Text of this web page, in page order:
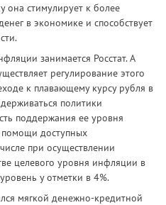
она стимулирует к более
в экономике и способствует
занимается Росстат. А
регулирование этого
к плавающему курсу рубля в
политики
поддержания ее уровня
помощи доступных
при осуществлении
целевого уровня инфляции в
у отметки в 4%.
мягкой денежно-кредитной